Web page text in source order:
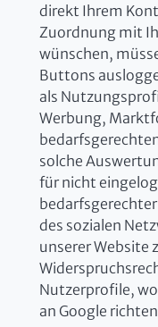
direkt Ihrem
Zuordnung mit
wünschen,
Buttons
als
Werbung,
solche
für nicht
des sozialen
unserer Website
Nutzerprofile,
an Google